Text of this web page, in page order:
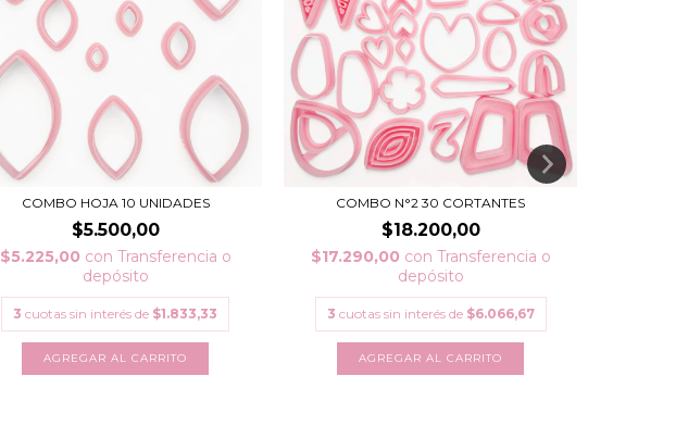
COMBO HOJA 10 UNIDADES
$5.500,00
$5.225,00 con Transferencia o
depósito
3 cuotas sin interés de $1.833,33
COMBO N°2 30 CORTANTES
$18.200,00
$17.290,00 con Transferencia o
depósito
3 cuotas sin interés de $6.066,67